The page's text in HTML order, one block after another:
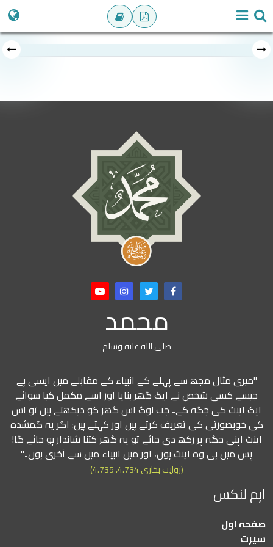
محمد
صلی اللہ علیہ وسلم
"میری مثال مجھ سے پہلے کے انبیاء کے مقابلے میں ایسی ہے
جیسے کسی شخص نے ایک گھر بنایا اور اسے مکمل کیا سوائے
ایک اینٹ کی جگہ کے۔ جب لوگ اس گھر کو دیکھتے ہیں تو اس
کی خوبصورتی کی تعریف کرتے ہیں اور کہتے ہیں: اگر یہ گمشدہ
اینٹ اپنی جگہ پر رکھ دی جائے تو یہ گھر کتنا شاندار ہو جائے گا!
پس میں ہی وہ اینٹ ہوں، اور میں انبیاء میں سے آخری ہوں۔"
(روایت بخاری 4.734، 4.735)
اہم لنکس
صفحہ اول
سیرت